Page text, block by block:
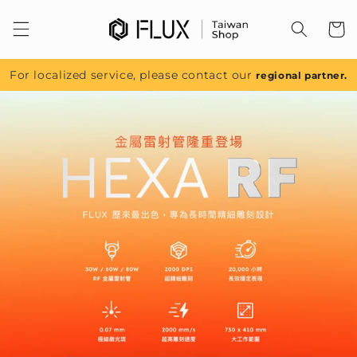
容
For localized service, please contact ourregional partner.